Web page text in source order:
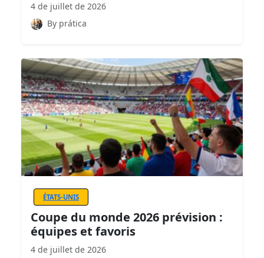
4 de juillet de 2026
By prática
ÉTATS-UNIS
Coupe du monde 2026 prévision :
équipes et favoris
4 de juillet de 2026